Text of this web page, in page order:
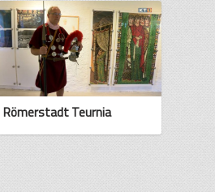
Römerstadt Teurnia